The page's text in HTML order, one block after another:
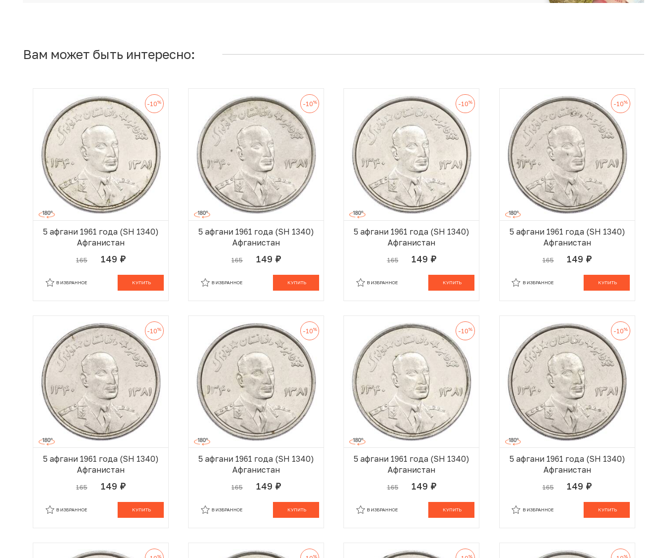
Вам может быть интересно:
-10%
5 афгани 1961 года (SH 1340)
Афганистан
165 149 руб.
КУПИТЬ
В ИЗБРАННОЕ
-10%
5 афгани 1961 года (SH 1340)
Афганистан
165 149 руб.
КУПИТЬ
В ИЗБРАННОЕ
-10%
5 афгани 1961 года (SH 1340)
Афганистан
165 149 руб.
КУПИТЬ
В ИЗБРАННОЕ
-10%
5 афгани 1961 года (SH 1340)
Афганистан
165 149 руб.
КУПИТЬ
В ИЗБРАННОЕ
-10%
5 афгани 1961 года (SH 1340)
Афганистан
165 149 руб.
КУПИТЬ
В ИЗБРАННОЕ
-10%
5 афгани 1961 года (SH 1340)
Афганистан
165 149 руб.
КУПИТЬ
В ИЗБРАННОЕ
-10%
5 афгани 1961 года (SH 1340)
Афганистан
165 149 руб.
КУПИТЬ
В ИЗБРАННОЕ
-10%
5 афгани 1961 года (SH 1340)
Афганистан
165 149 руб.
КУПИТЬ
В ИЗБРАННОЕ
% % % %